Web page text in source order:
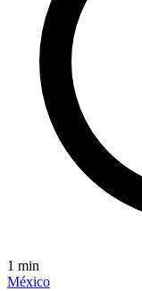
1 min
México